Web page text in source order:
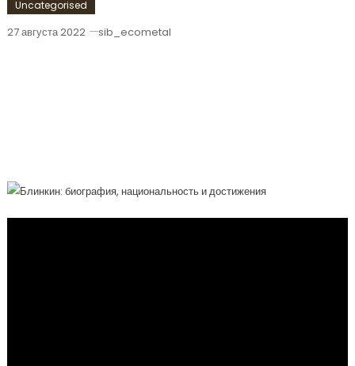
Uncategorised
27 августа 2022 sib_ecometal